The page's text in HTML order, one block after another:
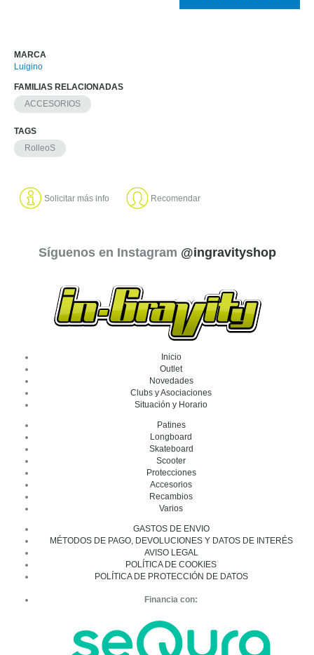
MARCA
Luigino
FAMILIAS RELACIONADAS
ACCESORIOS
TAGS
RolleoS
Solicitar más info Recomendar
Síguenos en Instagram @ingravityshop
Inicio
Outlet
Novedades
Clubs y Asociaciones
Situación y Horario
Patines
Longboard
Skateboard
Scooter
Protecciones
Accesorios
Recambios
Varios
GASTOS DE ENVIO
MÉTODOS DE PAGO, DEVOLUCIONES Y DATOS DE INTERÉS
AVISO LEGAL
POLÍTICA DE COOKIES
POLÍTICA DE PROTECCIÓN DE DATOS
Financia con: